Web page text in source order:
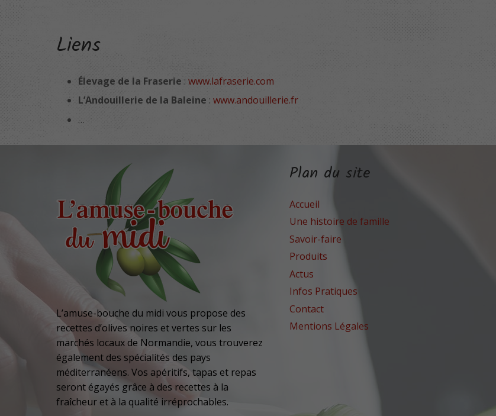
Liens
Élevage de la Fraserie : www.lafraserie.com
L’Andouillerie de la Baleine : www.andouillerie.fr
…
L’amuse-bouche du midi vous propose des
recettes d’olives noires et vertes sur les
marchés locaux de Normandie, vous trouverez
également des spécialités des pays
méditerranéens. Vos apéritifs, tapas et repas
seront égayés grâce à des recettes à la
fraîcheur et à la qualité irréprochables.
Plan du site
Accueil
Une histoire de famille
Savoir-faire
Produits
Actus
Infos Pratiques
Contact
Mentions Légales